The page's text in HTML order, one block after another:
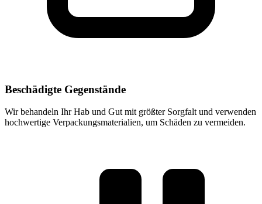
Beschädigte Gegenstände
Wir behandeln Ihr Hab und Gut mit größter Sorgfalt und verwenden
hochwertige Verpackungsmaterialien, um Schäden zu vermeiden.